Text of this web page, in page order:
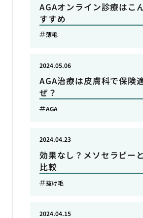
AGAオンライン診療はこ
すすめ
薄毛
AGA治療は皮膚科で保険
ぜ？
2024.05.06
AGA
効果なし？メソセラピー
比較
2024.04.23
抜け毛
2024.04.15